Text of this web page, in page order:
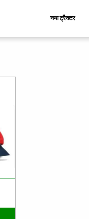
नया ट्रैक्टर